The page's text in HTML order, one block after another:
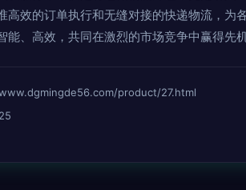
高效的订单执行和无缝对接的快递物流，为
、高效，共同在激烈的市场竞争中赢得先机
product/27.html